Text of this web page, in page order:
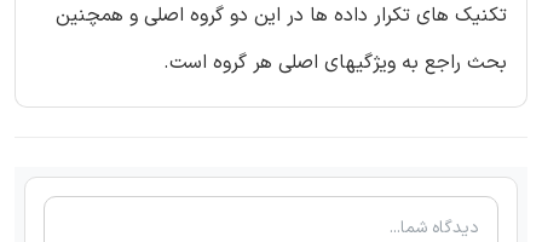
تکنیک های تکرار داده ها در این دو گروه اصلی و همچنین
بحث راجع به ویژگیهای اصلی هر گروه است.